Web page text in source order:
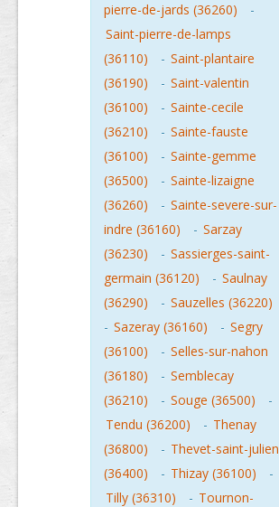
pierre-de-jards (36260)
-
Saint-pierre-de-lamps
(36110)
- Saint-plantaire
(36190)
- Saint-valentin
(36100)
- Sainte-cecile
(36210)
- Sainte-fauste
(36100)
- Sainte-gemme
(36500)
- Sainte-lizaigne
(36260)
- Sainte-severe-sur-
indre (36160)
- Sarzay
(36230)
- Sassierges-saint-
germain (36120)
- Saulnay
(36290)
- Sauzelles (36220)
- Sazeray (36160) - Segry
(36100)
- Selles-sur-nahon
(36180)
- Semblecay
(36210)
- Souge (36500)
-
Tendu (36200)
- Thenay
(36800)
- Thevet-saint-julien
(36400)
- Thizay (36100)
-
Tilly (36310)
- Tournon-